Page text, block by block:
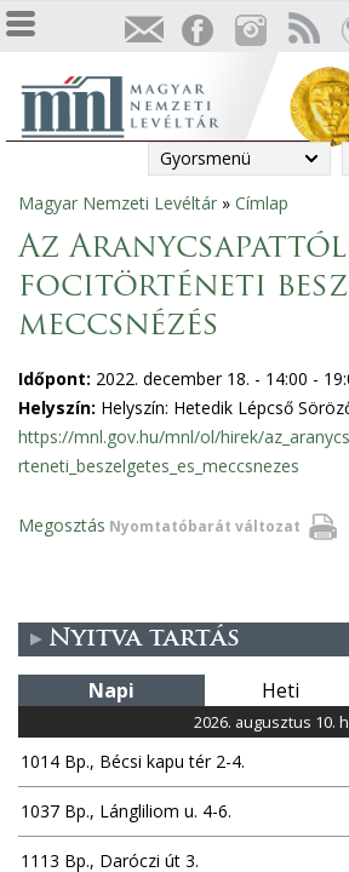
Gyorsmenü
Jelenlegi
hely
Magyar Nemzeti Levéltár » Címlap
Az
focitörténeti
meccsnézés
Időpont: 2022. december 18. - 14:00 -
Helyszín: Helyszín: Hetedik Lépcső
https://mnl.gov.hu/mnl/ol/hirek/
rteneti_beszelgetes_es_meccsnezes
Nyomtatóbarát változat
Megosztás
Nyitva tartás
Napi Heti
2026. augusztus 10. h
1014 Bp., Bécsi kapu tér 2-4.
1037 Bp., Lángliliom u. 4-6.
1113 Bp., Daróczi út 3.